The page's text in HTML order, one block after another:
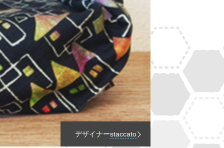
デザイナーstaccato